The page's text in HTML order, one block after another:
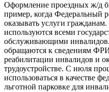
Оформление проездных ж/д
пример, когда Федеральный
оказывать услуги
используются всеми
обслуживающими
обращаются к сведениям
реабилитации инвалидов и
трудоустройстве. С июля
использоваться в качестве
льготной парковке для